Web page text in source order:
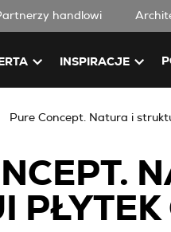
handlowi
INSPIRACJE
Pure Concept. Natura i